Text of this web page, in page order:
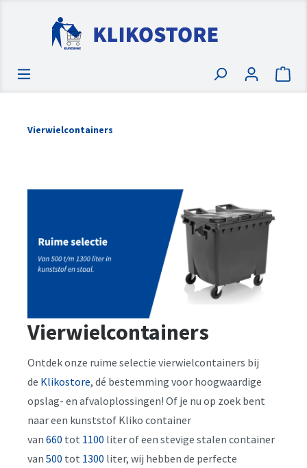
Vierwielcontainers
Vierwielcontainers
Ontdek onze ruime selectie vierwielcontainers bij
de Klikostore, dé bestemming voor hoogwaardige
opslag- en afvaloplossingen! Of je nu op zoek bent
naar een kunststof Kliko container
van 660 tot 1100 liter of een stevige stalen container
van 500 tot 1300 liter, wij hebben de perfecte